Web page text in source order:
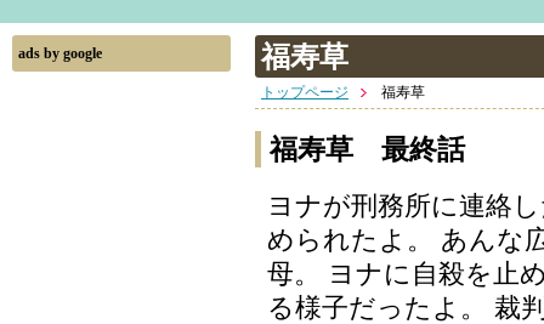
ads by google 福寿草
トップページ 福寿草
福寿草 最終話
ヨナが刑務所に連絡
められたよ。 あんな
母。 ヨナに自殺を止
る様子だったよ。 裁